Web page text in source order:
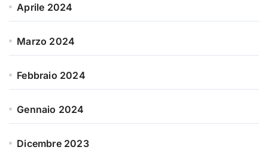
Aprile 2024
Marzo 2024
Febbraio 2024
Gennaio 2024
Dicembre 2023